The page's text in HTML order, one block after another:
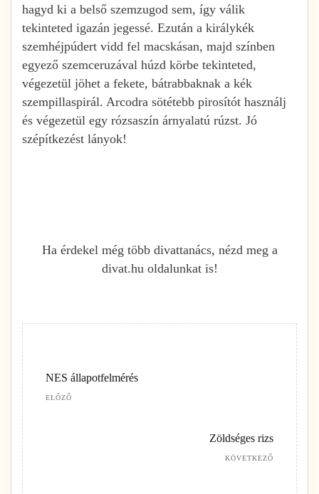
hagyd ki a belső szemzugod sem, így válik
tekinteted igazán jegessé. Ezután a királykék
szemhéjpúdert vidd fel macskásan, majd színben
egyező szemceruzával húzd körbe tekinteted,
végezetül jöhet a fekete, bátrabbaknak a kék
szempillaspirál. Arcodra sötétebb pirosítót használj
és végezetül egy rózsaszín árnyalatú rúzst. Jó
szépítkezést lányok!
Ha érdekel még több divattanács, nézd meg a
divat.hu oldalunkat is!
NES állapotfelmérés
ELŐZŐ
Zöldséges rizs
KÖVETKEZŐ